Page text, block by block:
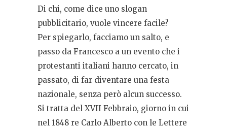
Di chi, come dice uno slogan
pubblicitario, vuole vincere facile?
Per spiegarlo, facciamo un salto, e
passo da Francesco a un evento che i
protestanti italiani hanno cercato, in
passato, di far diventare una festa
nazionale, senza però alcun successo.
Si tratta del XVII Febbraio, giorno in cui
nel 1848 re Carlo Alberto con le Lettere